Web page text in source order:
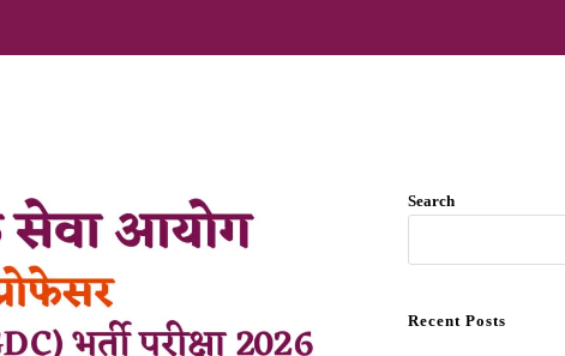
Search
Recent Posts